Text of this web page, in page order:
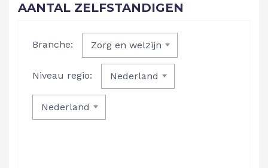
AANTAL ZELFSTANDIGEN